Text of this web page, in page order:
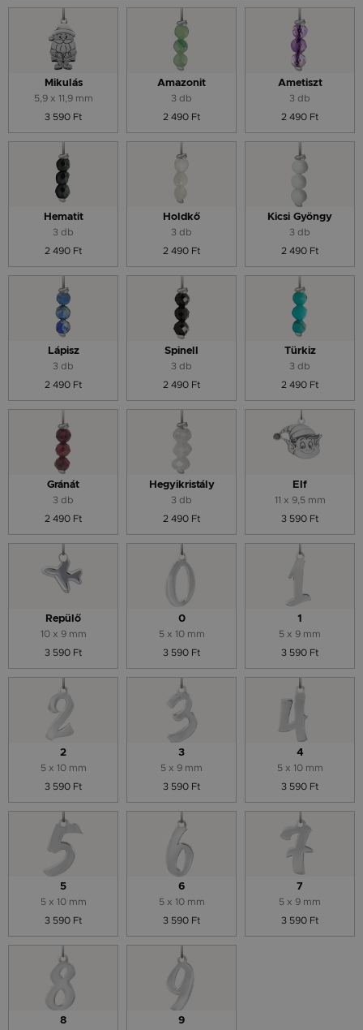
Mikulás
5,9 x 11,9 mm
3 590 Ft
Amazonit
3 db
2 490 Ft
Ametiszt
3 db
2 490 Ft
Hematit
3 db
2 490 Ft
Holdkő
3 db
2 490 Ft
Kicsi Gyöngy
3 db
2 490 Ft
Lápisz
3 db
2 490 Ft
Spinell
3 db
2 490 Ft
Türkiz
3 db
2 490 Ft
Gránát
3 db
2 490 Ft
Hegyikristály
3 db
2 490 Ft
Elf
11 x 9,5 mm
3 590 Ft
Repülő
10 x 9 mm
3 590 Ft
0
5 x 10 mm
3 590 Ft
1
5 x 9 mm
3 590 Ft
2
5 x 10 mm
3 590 Ft
3
5 x 9 mm
3 590 Ft
4
5 x 10 mm
3 590 Ft
5
5 x 10 mm
3 590 Ft
6
5 x 10 mm
3 590 Ft
7
5 x 9 mm
3 590 Ft
8 9